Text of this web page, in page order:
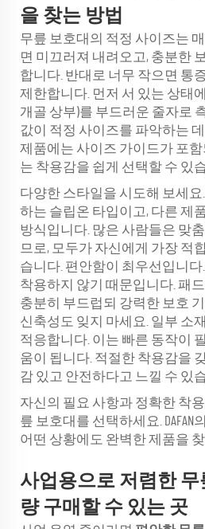
을 찾는 방법
무릎 보호대의 적정 사이즈는
면 미끄러져 내려오고, 충분한
합니다. 반대로 너무 작으면 통
제한합니다. 먼저 서 있는 상태
개골 상부)를 부드러운 줄자로
값이 적정 사이즈를 파악하는 데
제품에는 사이즈 가이드가 포
는 착용감을 쉽게 선택할 수 있
다양한 스타일을 시도해 보세
하는 슬립온 타입이고, 다른 제
방식입니다. 많은 사람들은 맞
므로, 모두가 자신에게 가장 적
습니다. 편안함이 최우선입니
착용하지 않기 때문입니다. 패
충분히 부드럽되 강력한 보호
신축성도 잊지 마세요. 일부 소
적응합니다. 이는 빠른 동작이
움이 됩니다. 적절한 착용감을
감 있고 안전하다고 느낄 수 있
자신의 필요 사항과 정확한 착
릎 보호대를 선택하세요. DAFAN
어떤 상황에도 완벽한 제품을
사업용으로 저렴한 무
량 구매할 수 있는 곳